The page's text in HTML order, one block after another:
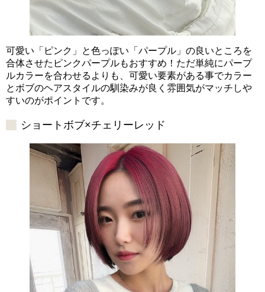
可愛い「ピンク」と色っぽい「パープル」の良いところを
合体させたピンクパープルもおすすめ！ただ単純にパープ
ルカラーを合わせるよりも、可愛い要素がある事でカラー
とボブのヘアスタイルの馴染みが良く雰囲気がマッチしや
すいのがポイントです。
ショートボブ×チェリーレッド